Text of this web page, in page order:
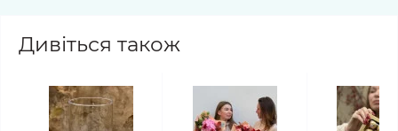
Дивіться також